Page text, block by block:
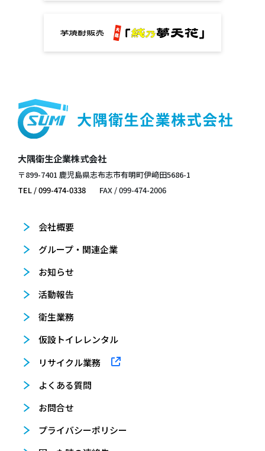
大隅衛生企業株式会社
〒899-7401 鹿児島県志布志市有明町伊﨑田5686-1
TEL / 099-474-0338
FAX / 099-474-2006
会社概要
グループ・関連企業
お知らせ
活動報告
衛生業務
仮設トイレレンタル
リサイクル業務
よくある質問
お問合せ
プライバシーポリシー